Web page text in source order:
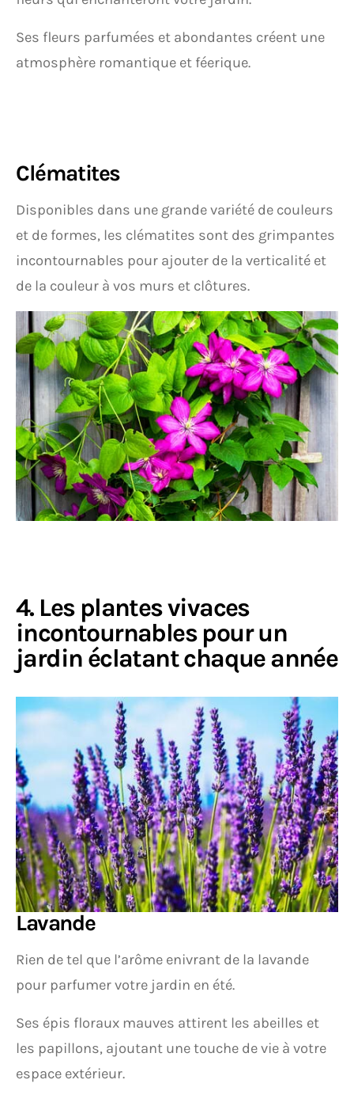
Ses fleurs parfumées et abondantes créent une
atmosphère romantique et féerique.
Clématites
Disponibles dans une grande variété de couleurs
et de formes, les clématites sont des grimpantes
incontournables pour ajouter de la verticalité et
de la couleur à vos murs et clôtures.
4. Les plantes vivaces
incontournables pour un
jardin éclatant chaque année
Lavande
Rien de tel que l’arôme enivrant de la lavande
pour parfumer votre jardin en été.
Ses épis floraux mauves attirent les abeilles et
les papillons, ajoutant une touche de vie à votre
espace extérieur.